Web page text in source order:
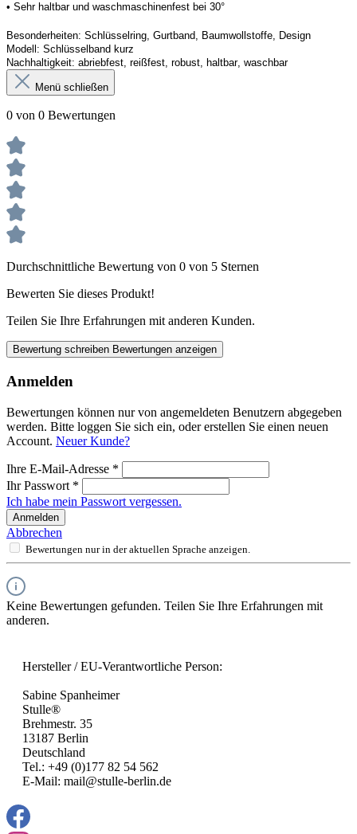
• Sehr haltbar und waschmaschinenfest bei 30°
Besonderheiten: Schlüsselring, Gurtband, Baumwollstoffe, Design
Modell: Schlüsselband kurz
Nachhaltigkeit: abriebfest, reißfest, robust, haltbar, waschbar
Menü schließen
0 von 0 Bewertungen
Durchschnittliche Bewertung von 0 von 5 Sternen
Bewerten Sie dieses Produkt!
Teilen Sie Ihre Erfahrungen mit anderen Kunden.
Bewertung schreiben Bewertungen anzeigen
Anmelden
Bewertungen können nur von angemeldeten Benutzern abgegeben
werden. Bitte loggen Sie sich ein, oder erstellen Sie einen neuen
Account. Neuer Kunde?
Ihre E-Mail-Adresse *
Ihr Passwort *
Ich habe mein Passwort vergessen.
Anmelden
Abbrechen
Bewertungen nur in der aktuellen Sprache anzeigen.
Keine Bewertungen gefunden. Teilen Sie Ihre Erfahrungen mit
anderen.
Hersteller / EU-Verantwortliche Person:
Sabine Spanheimer
Stulle®
Brehmestr. 35
13187 Berlin
Deutschland
Tel.: +49 (0)177 82 54 562
E-Mail: mail@stulle-berlin.de